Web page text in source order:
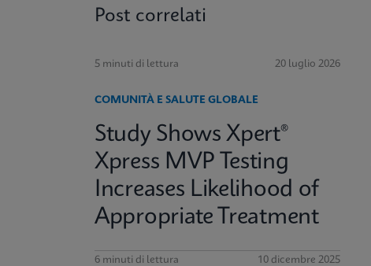
Post correlati
5 minuti di lettura 20 luglio 2026
COMUNITÀ E SALUTE GLOBALE
Study Shows Xpert®
Xpress MVP Testing
Increases Likelihood of
Appropriate Treatment
6 minuti di lettura 10 dicembre 2025